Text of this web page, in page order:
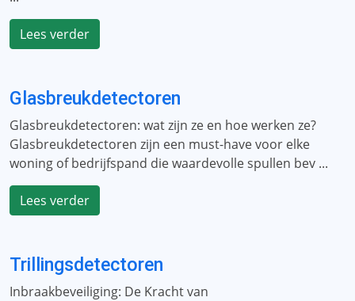
Lees verder
Glasbreukdetectoren
Glasbreukdetectoren: wat zijn ze en hoe werken ze?
Glasbreukdetectoren zijn een must-have voor elke
woning of bedrijfspand die waardevolle spullen bev ...
Lees verder
Trillingsdetectoren
Inbraakbeveiliging: De Kracht van